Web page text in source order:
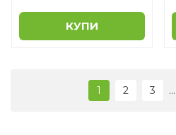
КУПИ
1 2 3 ...